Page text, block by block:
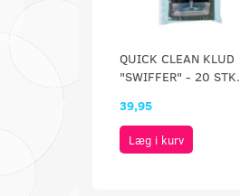
QUICK CLEAN KLUD
"SWIFFER" - 20 STK.
39,95
Læg i kurv